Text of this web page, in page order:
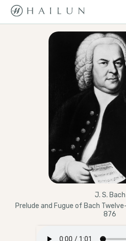
J. S. Bach
Prelude and Fugue of Bach
876